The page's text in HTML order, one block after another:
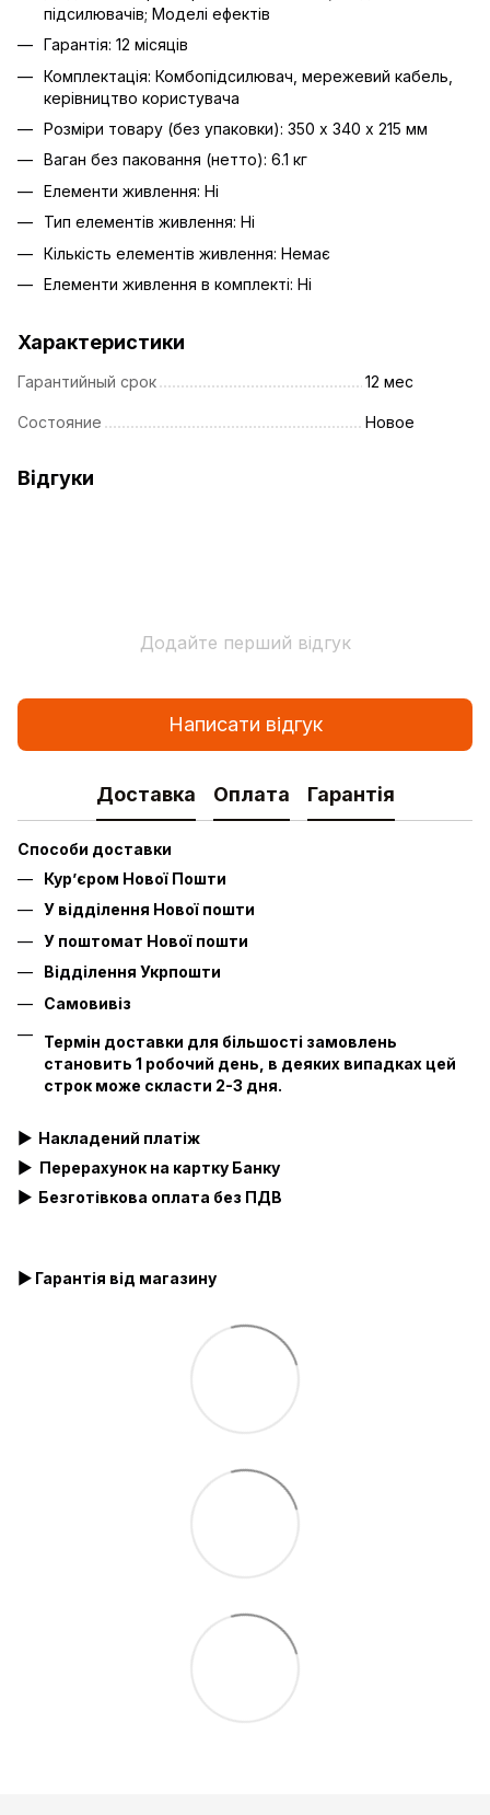
підсилювачів; Моделі ефектів
Гарантія: 12 місяців
Комплектація: Комбопідсилювач, мережевий кабель,
керівництво користувача
Розміри товару (без упаковки): 350 х 340 х 215 мм
Ваган без паковання (нетто): 6.1 кг
Елементи живлення: Ні
Тип елементів живлення: Ні
Кількість елементів живлення: Немає
Елементи живлення в комплекті: Ні
Характеристики
Гарантийный срок 12 мес
Состояние Новое
Відгуки
Додайте перший відгук
Написати відгук
Доставка Оплата Гарантія
Способи доставки
Кур’єром Нової Пошти
У відділення Нової пошти
У поштомат Нової пошти
Відділення Укрпошти
Самовивіз
Термін доставки для більшості замовлень
становить 1 робочий день, в деяких випадках цей
строк може скласти 2-3 дня.
▶ Накладений платіж
▶ Перерахунок на картку Банку
▶ Безготівкова оплата без ПДВ
▶ Гарантія від магазину